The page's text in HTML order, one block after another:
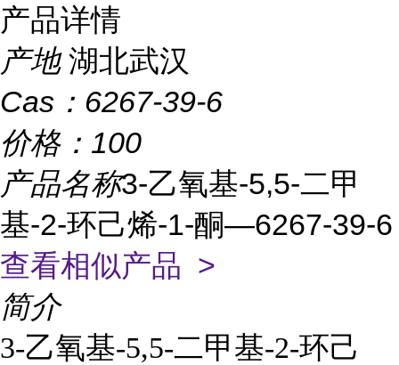
产品详情
产地 湖北武汉
Cas： 6267-39-6
价格： 100
产品名称3-乙氧基-5,5-二甲
基-2-环己烯-1-酮—6267-39-6
查看相似产品 >
简介
3-乙氧基-5,5-二甲基-2-环己